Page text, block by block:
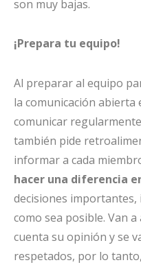
son muy bajas.
¡Prepara tu equipo!
Al preparar al equipo
la comunicación abierta
comunicar
también pide
informar a cada
hacer una diferencia
decisiones
como sea posible. Van
cuenta su opinión y se
respetados, por lo